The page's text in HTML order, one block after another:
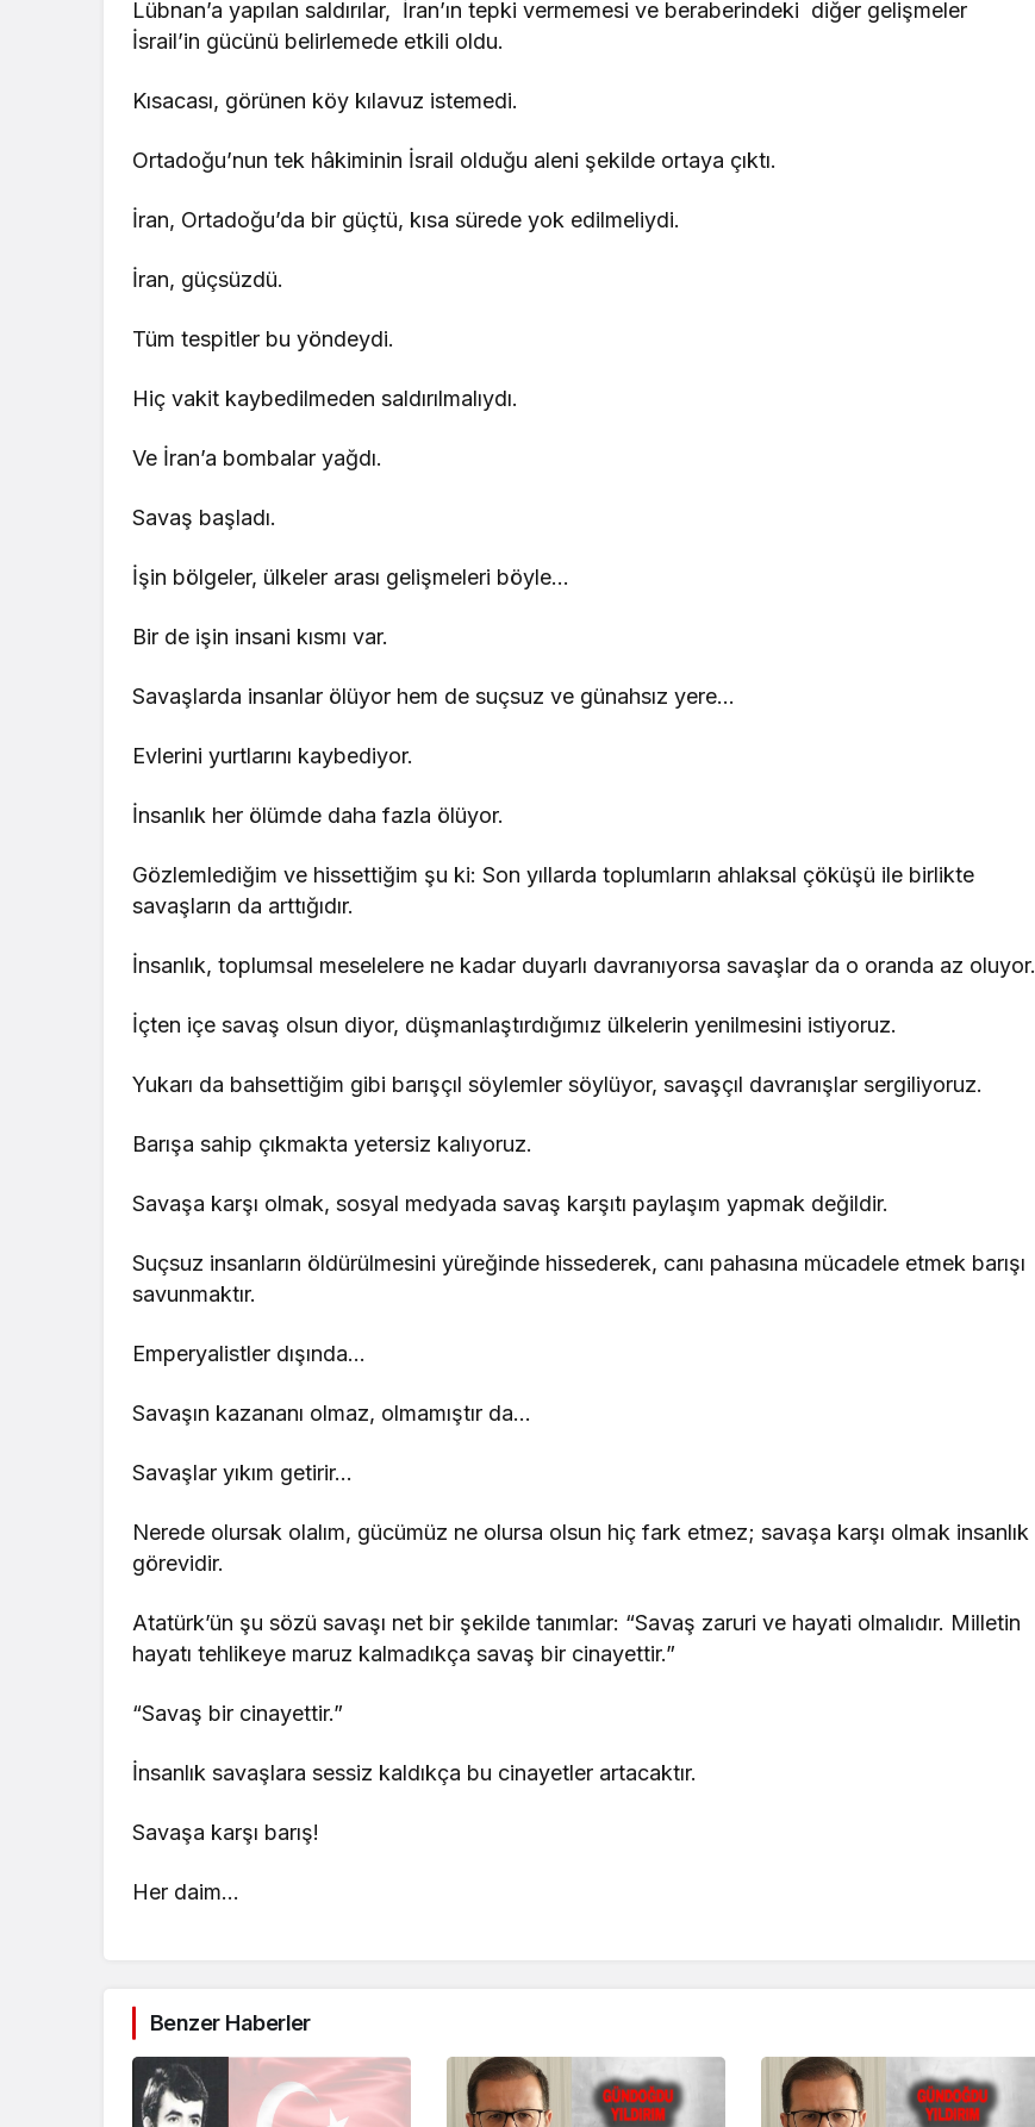
Lübnan’a yapılan saldırılar, İran’ın tepki vermemesi ve beraberindeki diğer gelişmeler
İsrail’in gücünü belirlemede etkili oldu.
Kısacası, görünen köy kılavuz istemedi.
Ortadoğu’nun tek hâkiminin İsrail olduğu aleni şekilde ortaya çıktı.
İran, Ortadoğu’da bir güçtü, kısa sürede yok edilmeliydi.
İran, güçsüzdü.
Tüm tespitler bu yöndeydi.
Hiç vakit kaybedilmeden saldırılmalıydı.
Ve İran’a bombalar yağdı.
Savaş başladı.
İşin bölgeler, ülkeler arası gelişmeleri böyle…
Bir de işin insani kısmı var.
Savaşlarda insanlar ölüyor hem de suçsuz ve günahsız yere…
Evlerini yurtlarını kaybediyor.
İnsanlık her ölümde daha fazla ölüyor.
Gözlemlediğim ve hissettiğim şu ki: Son yıllarda toplumların ahlaksal çöküşü ile birlikte
savaşların da arttığıdır.
İnsanlık, toplumsal meselelere ne kadar duyarlı davranıyorsa savaşlar da o oranda az oluyor.
İçten içe savaş olsun diyor, düşmanlaştırdığımız ülkelerin yenilmesini istiyoruz.
Yukarı da bahsettiğim gibi barışçıl söylemler söylüyor, savaşçıl davranışlar sergiliyoruz.
Barışa sahip çıkmakta yetersiz kalıyoruz.
Savaşa karşı olmak, sosyal medyada savaş karşıtı paylaşım yapmak değildir.
Suçsuz insanların öldürülmesini yüreğinde hissederek, canı pahasına mücadele etmek barışı
savunmaktır.
Emperyalistler dışında…
Savaşın kazananı olmaz, olmamıştır da…
Savaşlar yıkım getirir…
Nerede olursak olalım, gücümüz ne olursa olsun hiç fark etmez; savaşa karşı olmak insanlık
görevidir.
Atatürk’ün şu sözü savaşı net bir şekilde tanımlar: “Savaş zaruri ve hayati olmalıdır. Milletin
hayatı tehlikeye maruz kalmadıkça savaş bir cinayettir.”
“Savaş bir cinayettir.”
İnsanlık savaşlara sessiz kaldıkça bu cinayetler artacaktır.
Savaşa karşı barış!
Her daim…
Benzer Haberler